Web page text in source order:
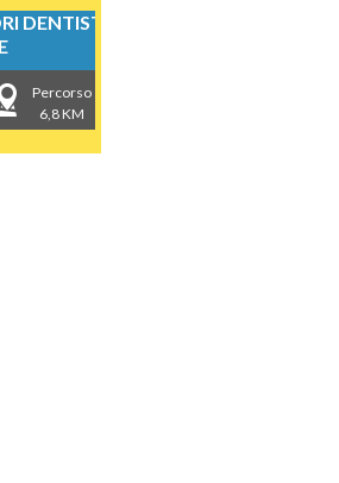
DENTISTICI
Percorso
6,8 KM